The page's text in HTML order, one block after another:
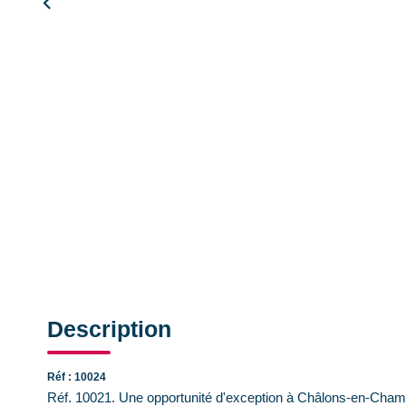
Description
Réf : 10024
Réf. 10021. Une opportunité d'exception à Châlons-en-